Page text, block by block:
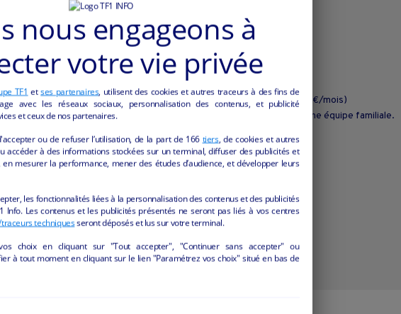
idéal pour s'installer sereinement avec des enfants.
des vignobles de Cahors et Golf 9 trous à 500m.
du CA. (Bail incluant restaurant : 800€/mois + logement de 95m² 400€/mois)
offrant donc une grande flexibilité de gestion pour un couple ou une équipe familiale.
nous engageons à
votre vie privée
TF1 etses partenaires, utilisent des cookies et autres traceurs à des fins de
avec les réseaux sociaux, personnalisation des contenus, et publicité
et ceux de nos partenaires.
ou de refuser l’utilisation, de la part de 166 tiers, de cookies et autres
accéder à des informations stockées sur un terminal, diffuser des publicités et
mesurer la performance, mener des études d’audience, et développer leurs
les fonctionnalités liées à la personnalisation des contenus et des publicités
Info. Les contenus et les publicités présentés ne seront pas liés à vos centres
techniquesseront déposés et lus sur votre terminal.
choix en cliquant sur "Tout accepter", "Continuer sans accepter" ou
à tout moment en cliquant sur le lien "Paramétrez vos choix" situé en bas de